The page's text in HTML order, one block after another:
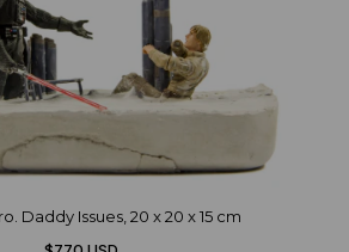
Daddy Issues, 20 x 20 x 15 cm